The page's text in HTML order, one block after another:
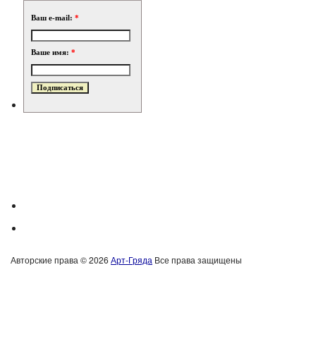
Ваш e-mail: *
Ваше имя: *
Авторские права © 2026 Арт-Гряда Все права защищены